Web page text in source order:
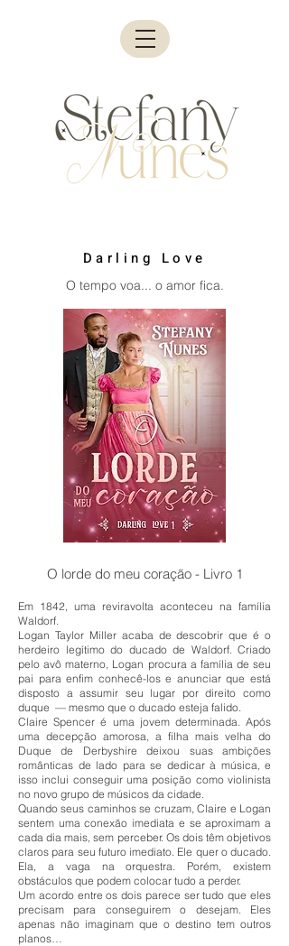
Darling Love
O tempo voa... o amor fica.
O lorde do meu coração - Livro 1
Em 1842, uma reviravolta aconteceu na família
Waldorf.
Logan Taylor Miller acaba de descobrir que é o
herdeiro legítimo do ducado de Waldorf. Criado
pelo avô materno, Logan procura a família de seu
pai para enfim conhecê-los e anunciar que está
disposto a assumir seu lugar por direito como
duque — mesmo que o ducado esteja falido.
Claire Spencer é uma jovem determinada. Após
uma decepção amorosa, a filha mais velha do
Duque de Derbyshire deixou suas ambições
românticas de lado para se dedicar à música, e
isso inclui conseguir uma posição como violinista
no novo grupo de músicos da cidade.
Quando seus caminhos se cruzam, Claire e Logan
sentem uma conexão imediata e se aproximam a
cada dia mais, sem perceber. Os dois têm objetivos
claros para seu futuro imediato. Ele quer o ducado.
Ela, a vaga na orquestra. Porém, existem
obstáculos que podem colocar tudo a perder.
Um acordo entre os dois parece ser tudo que eles
precisam para conseguirem o desejam. Eles
apenas não imaginam que o destino tem outros
planos…